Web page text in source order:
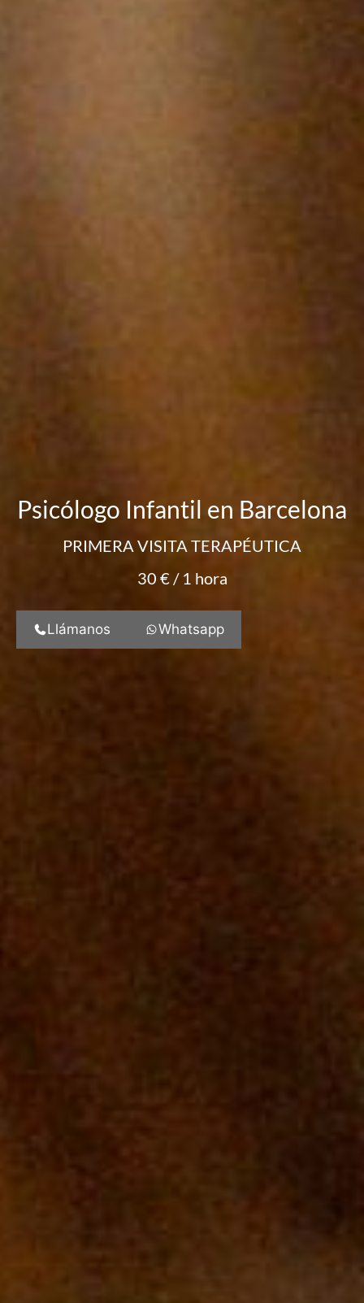
Psicólogo Infantil en Barcelona
PRIMERA VISITA TERAPÉUTICA
30 € / 1 hora
Llámanos Whatsapp